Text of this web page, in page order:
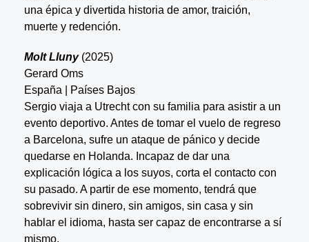
una épica y divertida historia de amor, traición,
muerte y redención.
Molt Lluny(2025)
Gerard Oms
España | Países Bajos
Sergio viaja a Utrecht con su familia para asistir a un
evento deportivo. Antes de tomar el vuelo de regreso
a Barcelona, sufre un ataque de pánico y decide
quedarse en Holanda. Incapaz de dar una
explicación lógica a los suyos, corta el contacto con
su pasado. A partir de ese momento, tendrá que
sobrevivir sin dinero, sin amigos, sin casa y sin
hablar el idioma, hasta ser capaz de encontrarse a sí
mismo.